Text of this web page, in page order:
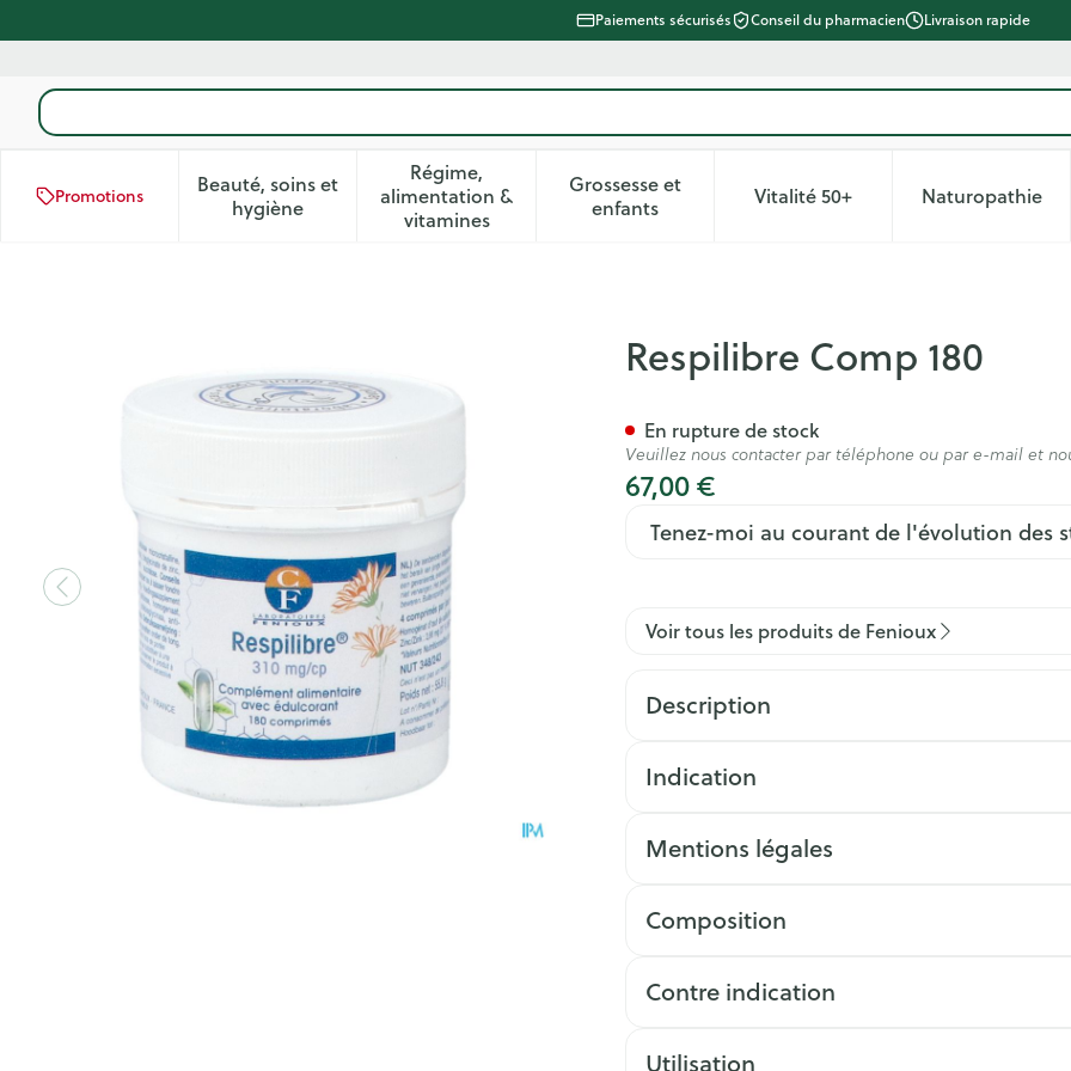
Paiements sécurisés Conseil du pharmacien Livraison rapide
Rechercher
Promotions
Beauté, soins et
hygièneAfficher le sous-menu pour la catégorie Beauté, soins et hygiène
Régime,
alimentation &
vitaminesAfficher le sous-menu pour la catégorie Régime, alimentation &
Grossesse et
enfantsAfficher le sous-menu pour la catégorie
Vitalité 50+Afficher le sous-menu pour la
Naturopathie
Afficher
Respilibre Comp 180
67,00 €
Tenez-moi au courant de l'évolution des
En rupture de stock
Veuillez nous contacter par téléphone ou par e-mail et
Voir tous les produits de Fenioux
Description
Indication
Mentions légales
Composition
Contre indication
Utilisation